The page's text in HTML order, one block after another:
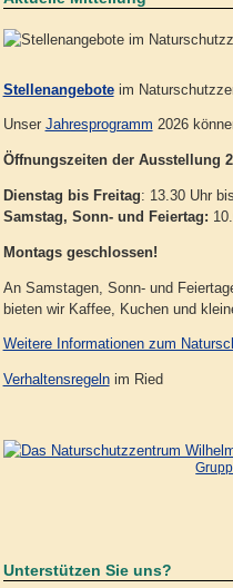
Stellenangeboteim
Unser Jahresprogramm 2026
Öffnungszeiten der Ausstellung
Dienstag bis Freitag: 13.30 Uhr
Samstag, Sonn- und Feiertag:
Montags geschlossen!
An Samstagen, Sonn- und
bieten wir Kaffee, Kuchen und
Weitere Informationen zum
Verhaltensregelnim Ried
Unterstützen Sie uns?